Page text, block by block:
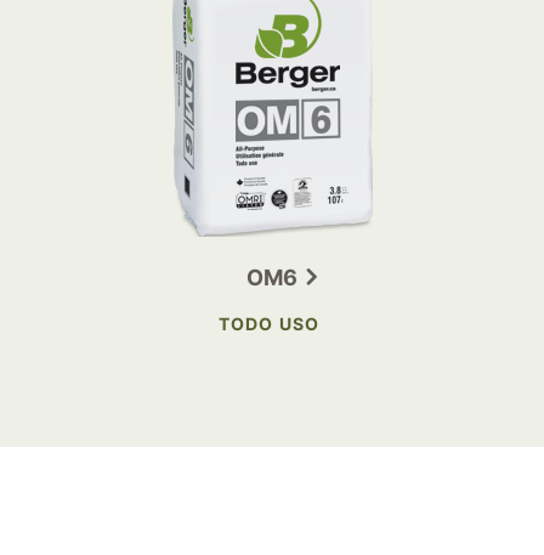
OM6
TODO USO